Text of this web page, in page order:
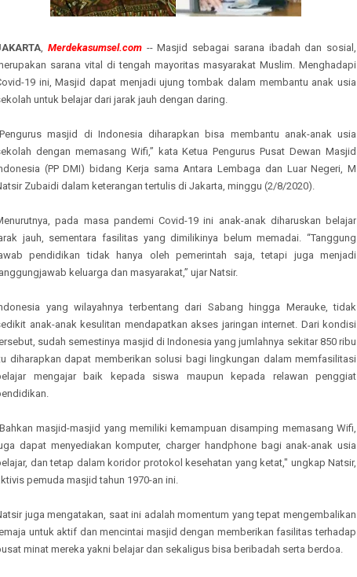
, Merdekasumsel.com-- Masjid sebagai sarana ibadah dan sosial,
sarana vital di tengah mayoritas masyarakat Muslim. Menghadapi
19 ini, Masjid dapat menjadi ujung tombak dalam membantu anak usia
untuk belajar dari jarak jauh dengan daring.
masjid di Indonesia diharapkan bisa membantu anak-anak usia
dengan memasang Wifi,” kata Ketua Pengurus Pusat Dewan Masjid
(PP DMI) bidang Kerja sama Antara Lembaga dan Luar Negeri, M
Zubaidi dalam keterangan tertulis di Jakarta, minggu (2/8/2020).
pada masa pandemi Covid-19 ini anak-anak diharuskan belajar
jauh, sementara fasilitas yang dimilikinya belum memadai. “Tanggung
pendidikan tidak hanya oleh pemerintah saja, tetapi juga menjadi
keluarga dan masyarakat,” ujar Natsir.
yang wilayahnya terbentang dari Sabang hingga Merauke, tidak
anak-anak kesulitan mendapatkan akses jaringan internet. Dari kondisi
sudah semestinya masjid di Indonesia yang jumlahnya sekitar 850 ribu
diharapkan dapat memberikan solusi bagi lingkungan dalam memfasilitasi
mengajar baik kepada siswa maupun kepada relawan penggiat
masjid-masjid yang memiliki kemampuan disamping memasang Wifi,
dapat menyediakan komputer, charger handphone bagi anak-anak usia
dan tetap dalam koridor protokol kesehatan yang ketat," ungkap Natsir,
pemuda masjid tahun 1970-an ini.
juga mengatakan, saat ini adalah momentum yang tepat mengembalikan
untuk aktif dan mencintai masjid dengan memberikan fasilitas terhadap
minat mereka yakni belajar dan sekaligus bisa beribadah serta berdoa.